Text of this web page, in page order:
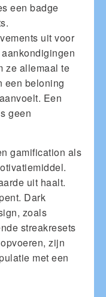
een badge
uit voor
ze allemaal te
een beloning
Een
geen
gamification als
uit haalt.
Dark
zoals
streakresets
zijn
met een